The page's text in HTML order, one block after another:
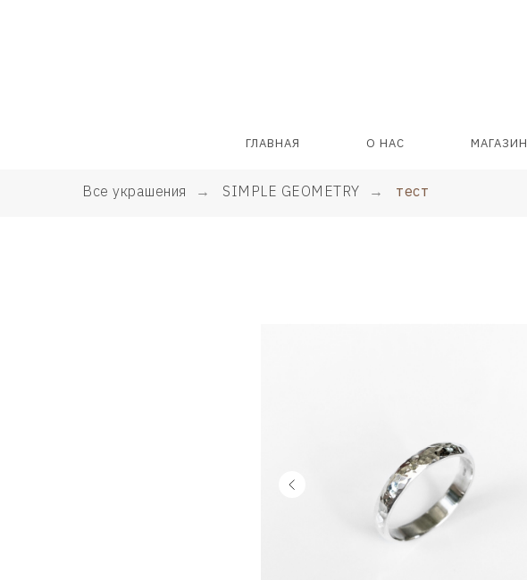
ГЛАВНАЯ О НАС МАГАЗИН
Все украшения → SIMPLE GEOMETRY → тест